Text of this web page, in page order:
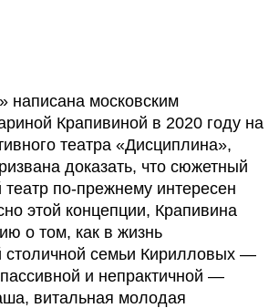
написана московским
Крапивиной в 2020 году на
театра «Дисциплина»,
доказать, что сюжетный
театр по-прежнему интересен
этой концепции, Крапивина
о том, как в жизнь
столичной семьи Кирилловых —
и непрактичной —
витальная молодая